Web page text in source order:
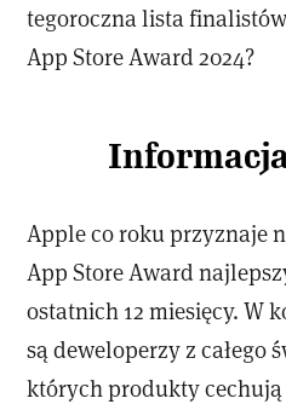
tegoroczna lista finalistów
App Store Award 2024?
Apple co roku przyznaje
App Store Award
ostatnich 12 miesięcy. W
są deweloperzy z całego
których produkty